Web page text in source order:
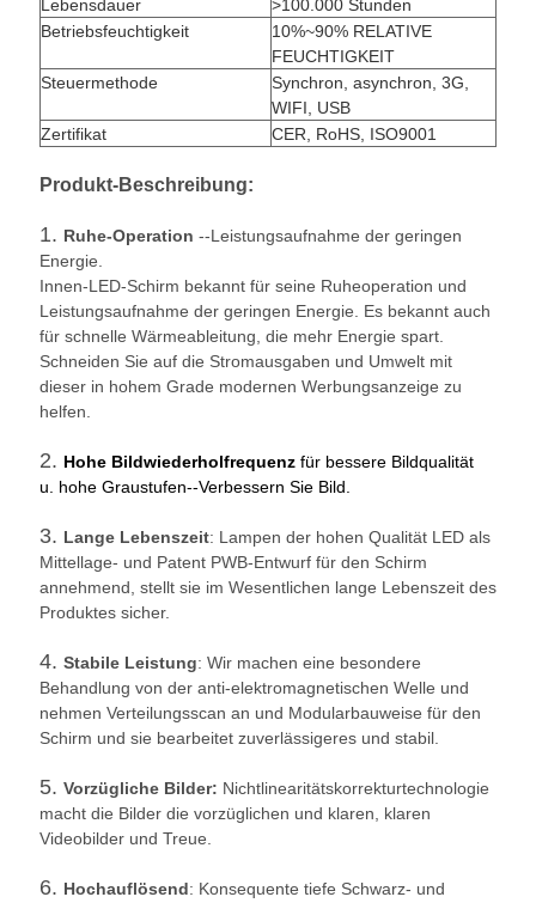
Lebensdauer
>100.000 Stunden
Betriebsfeuchtigkeit
10%~90% RELATIVE
FEUCHTIGKEIT
Steuermethode
Synchron, asynchron, 3G,
WIFI, USB
Zertifikat
CER, RoHS, ISO9001
Produkt-Beschreibung:
1. Ruhe-Operation --Leistungsaufnahme der geringen
Energie.
Innen-LED-Schirm bekannt für seine Ruheoperation und
Leistungsaufnahme der geringen Energie. Es bekannt auch
für schnelle Wärmeableitung, die mehr Energie spart.
Schneiden Sie auf die Stromausgaben und Umwelt mit
dieser in hohem Grade modernen Werbungsanzeige zu
helfen.
2. Hohe Bildwiederholfrequenzfür bessere Bildqualität
u. hohe Graustufen--Verbessern Sie Bild.
3. Lange Lebenszeit: Lampen der hohen Qualität LED als
Mittellage- und Patent PWB-Entwurf für den Schirm
annehmend, stellt sie im Wesentlichen lange Lebenszeit des
Produktes sicher.
4. Stabile Leistung: Wir machen eine besondere
Behandlung von der anti-elektromagnetischen Welle und
nehmen Verteilungsscan an und Modularbauweise für den
Schirm und sie bearbeitet zuverlässigeres und stabil.
5. Vorzügliche Bilder: Nichtlinearitätskorrekturtechnologie
macht die Bilder die vorzüglichen und klaren, klaren
Videobilder und Treue.
6. Hochauflösend: Konsequente tiefe Schwarz- und